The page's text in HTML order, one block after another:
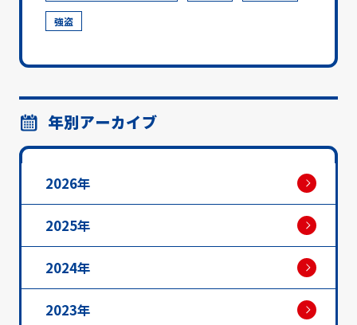
強盗
年別アーカイブ
2026年
2025年
2024年
2023年